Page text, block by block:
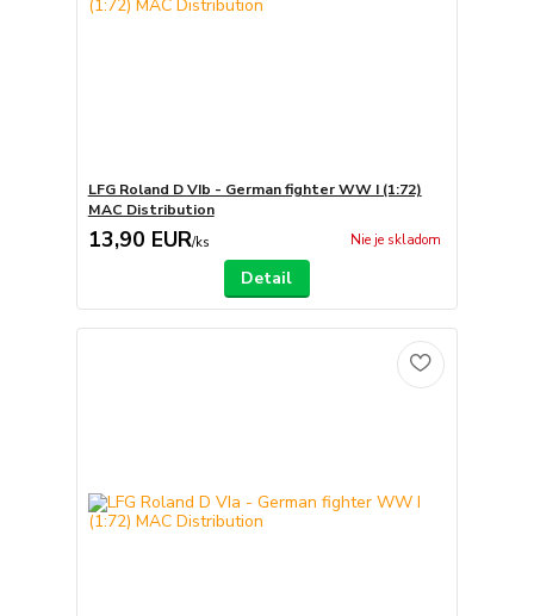
LFG Roland D VIb - German fighter WW I (1:72)
MAC Distribution
13,90 EUR/ks Nie je skladom
Detail